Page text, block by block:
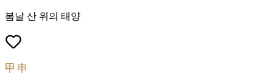
봄날 산 위의 태양
甲申